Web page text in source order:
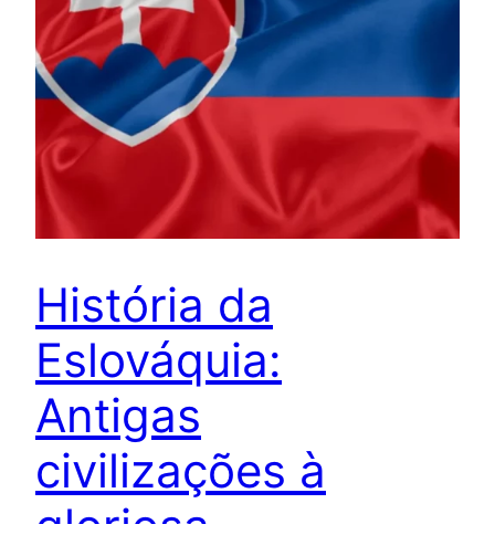
História da
Eslováquia:
Antigas
civilizações à
gloriosa